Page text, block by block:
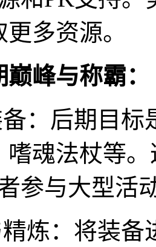
多资源。
峰与称霸：
：后期目
嗜魂法杖等
参与大型活
炼：将装